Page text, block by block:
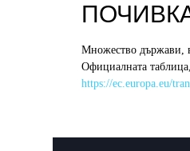
ПОЧИВКА
Множество държави,
Официалната
https://ec.europa.eu/